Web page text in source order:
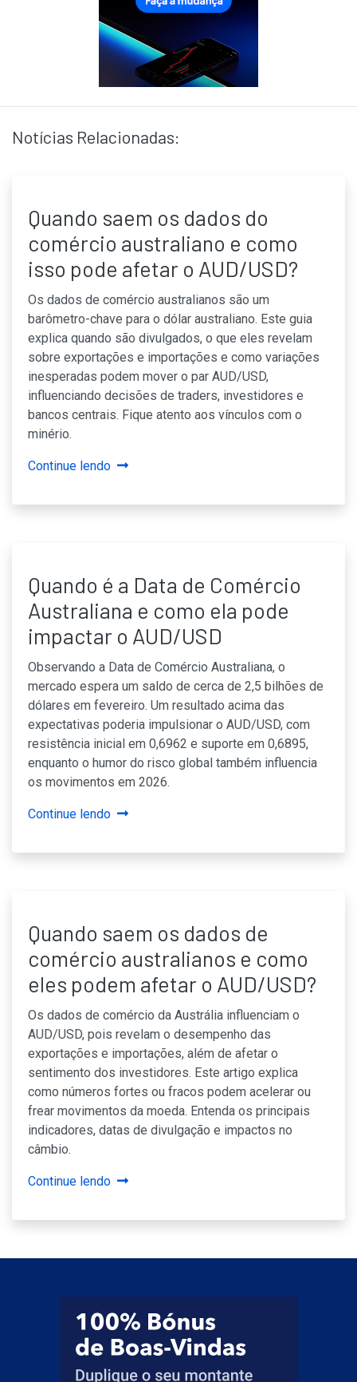
Notícias Relacionadas:
Quando saem os dados do
comércio australiano e como
isso pode afetar o AUD/USD?
Os dados de comércio australianos são um
barômetro-chave para o dólar australiano. Este guia
explica quando são divulgados, o que eles revelam
sobre exportações e importações e como variações
inesperadas podem mover o par AUD/USD,
influenciando decisões de traders, investidores e
bancos centrais. Fique atento aos vínculos com o
minério.
Continue lendo
Quando é a Data de Comércio
Australiana e como ela pode
impactar o AUD/USD
Observando a Data de Comércio Australiana, o
mercado espera um saldo de cerca de 2,5 bilhões de
dólares em fevereiro. Um resultado acima das
expectativas poderia impulsionar o AUD/USD, com
resistência inicial em 0,6962 e suporte em 0,6895,
enquanto o humor do risco global também influencia
os movimentos em 2026.
Continue lendo
Quando saem os dados de
comércio australianos e como
eles podem afetar o AUD/USD?
Os dados de comércio da Austrália influenciam o
AUD/USD, pois revelam o desempenho das
exportações e importações, além de afetar o
sentimento dos investidores. Este artigo explica
como números fortes ou fracos podem acelerar ou
frear movimentos da moeda. Entenda os principais
indicadores, datas de divulgação e impactos no
câmbio.
Continue lendo